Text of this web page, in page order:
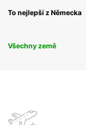
To nejlepší z Německa
Všechny země